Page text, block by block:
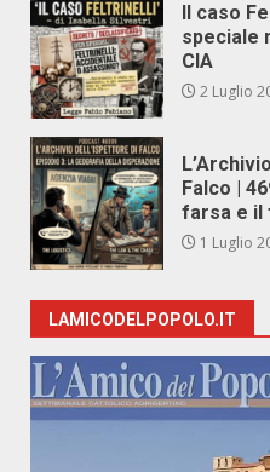
Il caso
speciale
CIA
2 Luglio
Falco |
farsa e il
1 Luglio
LAMICODELPOPOLO.IT